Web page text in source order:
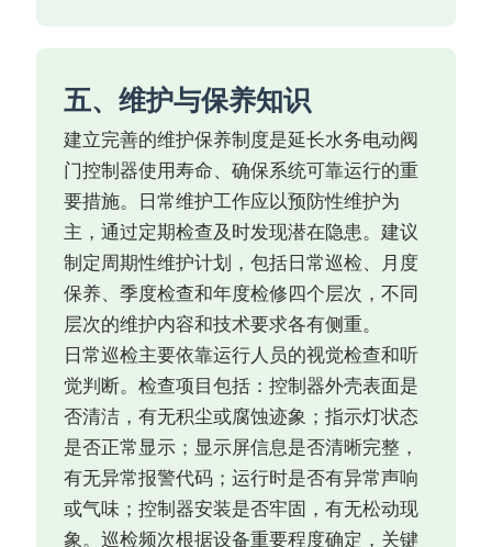
五、维护与保养知识
建立完善的维护保养制度是延长水务电动阀
门控制器使用寿命、确保系统可靠运行的重
要措施。日常维护工作应以预防性维护为
主，通过定期检查及时发现潜在隐患。建议
制定周期性维护计划，包括日常巡检、月度
保养、季度检查和年度检修四个层次，不同
层次的维护内容和技术要求各有侧重。
日常巡检主要依靠运行人员的视觉检查和听
觉判断。检查项目包括：控制器外壳表面是
否清洁，有无积尘或腐蚀迹象；指示灯状态
是否正常显示；显示屏信息是否清晰完整，
有无异常报警代码；运行时是否有异常声响
或气味；控制器安装是否牢固，有无松动现
象。巡检频次根据设备重要程度确定，关键